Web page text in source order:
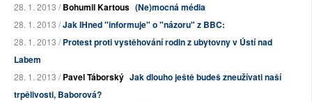
28. 1. 2013 /Bohumil Kartous (Ne)mocná média
28. 1. 2013 /Jak IHned "informuje" o "názoru" z BBC:
28. 1. 2013 /Protest proti vystěhování rodin z ubytovny v Ústí nad
Labem
28. 1. 2013 /Pavel Táborský Jak dlouho ještě budeš zneužívati naší
trpělivosti, Baborová?